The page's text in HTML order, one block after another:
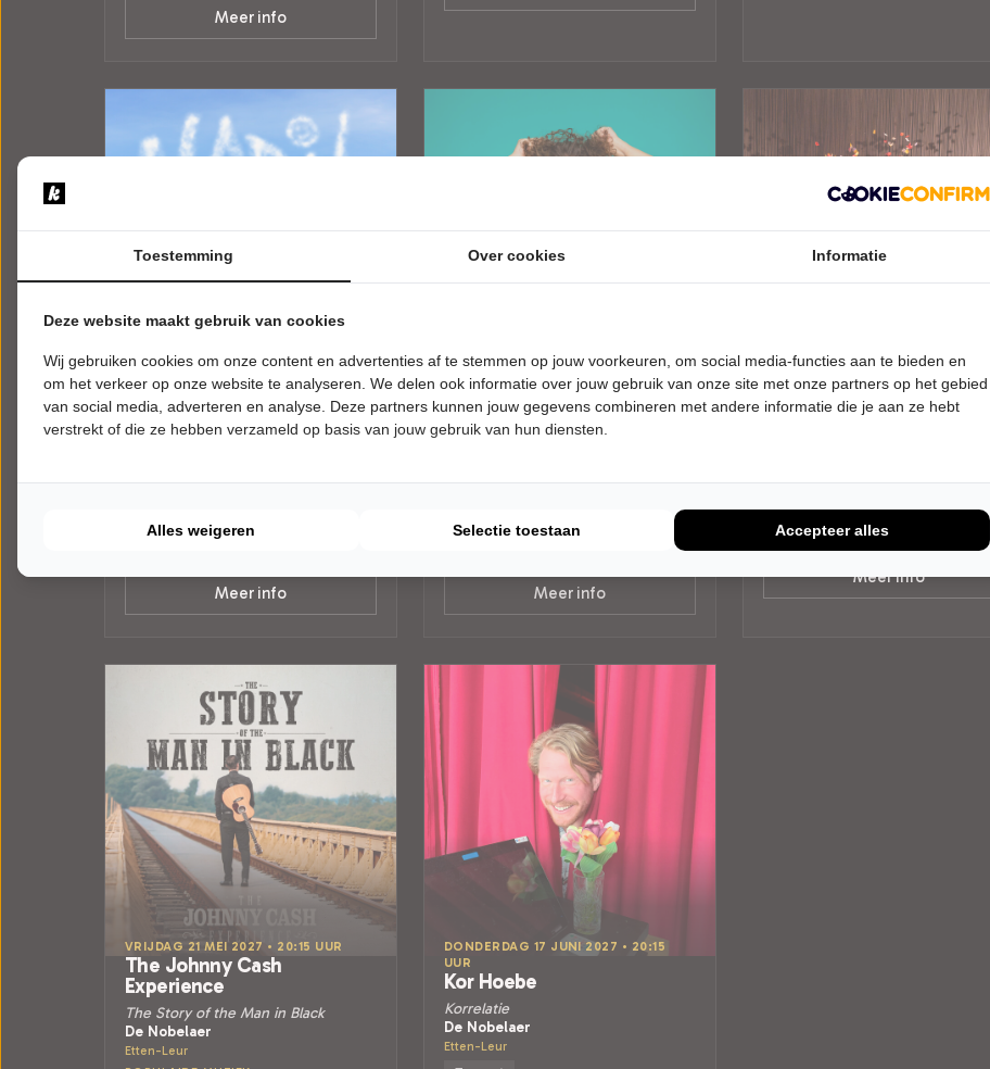
Meer info
DONDERDAG 4 MAART 2027 • 20:15
UUR
Nabil
Daar is hij weer!
Meer info
WOENSDAG 17 MAART 2027 • 20:15
UUR
Esther van der Voort
Mama is Boos
Meer info
ZONDAG 18 APRIL 2027 • 15:00 UUR
Compagnie Tiuri
Nothing Left on Blue
Tickets
Meer info
VRIJDAG 21 MEI 2027 • 20:15 UUR
The Johnny Cash
Experience
The Story of the Man in Black
De Nobelaer
Etten-Leur
DONDERDAG 17 JUNI 2027 • 20:15
UUR
Kor Hoebe
Korrelatie
De Nobelaer
Etten-Leur
Toestemming Over cookies Informatie
Deze website maakt gebruik van cookies
Wij gebruiken cookies om onze content en advertenties af te stemmen op jouw voorkeuren, om social media-functies aan te bieden en
om het verkeer op onze website te analyseren. We delen ook informatie over jouw gebruik van onze site met onze partners op het gebied
van social media, adverteren en analyse. Deze partners kunnen jouw gegevens combineren met andere informatie die je aan ze hebt
verstrekt of die ze hebben verzameld op basis van jouw gebruik van hun diensten.
Alles weigeren Selectie toestaan Accepteer alles